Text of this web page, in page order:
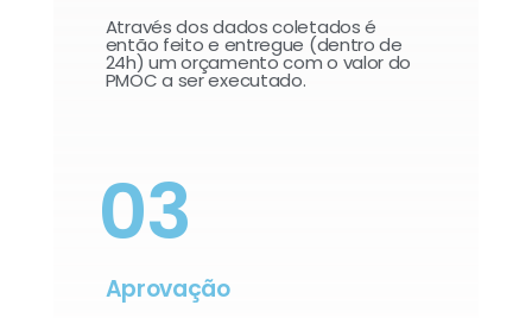
Através dos dados coletados é
então feito e entregue (dentro de
24h) um orçamento com o valor do
PMOC a ser executado.
03
Aprovação